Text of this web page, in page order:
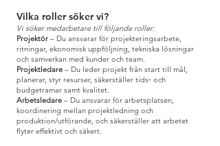
Vilka roller söker vi?
Vi söker medarbetare till följande roller:
Projektör – Du ansvarar för projekteringsarbete,
ritningar, ekonomisk uppföljning, tekniska lösningar
och samverkan med kunder och team.
Projektledare – Du leder projekt från start till mål,
planerar, styr resurser, säkerställer tids‑ och
budgetramar samt kvalitet.
Arbetsledare – Du ansvarar för arbetsplatsen,
koordinering mellan projektledning och
produktion/utförande, och säkerställer att arbetet
flyter effektivt och säkert.